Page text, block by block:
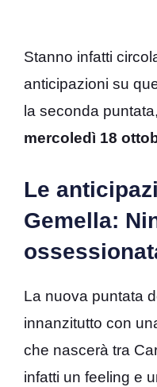
Stanno infatti
anticipazioni su
la seconda puntata,
mercoledì 18
Le
Gemella:
La nuova puntata
innanzitutto con
che nascerà tra
infatti un feeling e